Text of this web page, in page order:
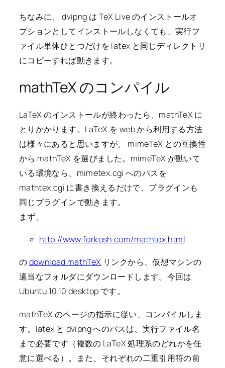
ちなみに、 dvipng は TeX Live のインストールオ
プションとしてインストールしなくても、実行フ
ァイル単体ひとつだけを latex と同じディレクトリ
にコピーすれば動きます。
mathTeX のコンパイル
LaTeX のインストールが終わったら、mathTeX に
とりかかります。LaTeX を web から利用する方法
は様々にあると思いますが、 mimeTeX との互換性
から mathTeX を選びました。mimeTeX が動いて
いる環境なら、mimetex.cgi へのパスを
mathtex.cgi に書き換えるだけで、プラグインも
同じプラグインで動きます。
まず、
http://www.forkosh.com/mathtex.html
のdownload mathTeX リンクから、仮想マシンの
適当なフォルダにダウンロードします。今回は
Ubuntu 10.10 desktop です。
mathTeX のページの指示に従い、コンパイルしま
す。latex と dvipng へのパスは、実行ファイル名
まで必要です（複数の LaTeX 処理系のどれかを任
意に選べる）。また、それぞれの二重引用符の前